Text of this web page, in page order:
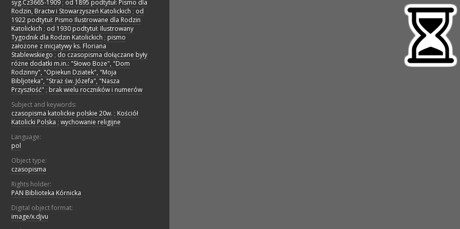
syg.Cz3665-1909 ; od 1895 podtytuł: Pismo dla
Rodzin, Bractw i Stowarzyszeń Katolickich ; od
1922 podtytuł: Pismo Ilustrowane dla Rodzin
Katolickich ; od 1930 podtytuł: Ilustrowany
Tygodnik dla Rodzin Katolickich ; pismo
założone z inicjatywy ks. Floriana
Stablewskiego ; do czasopisma dołączane były
różne dodatki m.in.: "Słowo Boże", "Dom
Rodzinny", "Opiekun Dziatek", "Moja
Bibljoteka", "Straż św. Józefa", "Nasza
Przyszłość" ; brak wielu roczników i numerów
Subject and keywords:
czasopisma katolickie polskie 20w. ; Kościół
Katolicki Polska ; wychowanie religijne
Language:
pol
Object type:
czasopisma
Rights holder:
PAN Biblioteka Kórnicka
Digital object format:
image/x.djvu